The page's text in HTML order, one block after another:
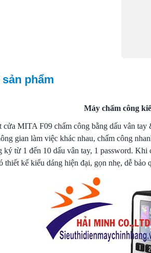
phẩm
Máy chấm công
cửa MITA F09 chấm công bằng dấu vân
gian làm việc khác nhau, chấm công
ký từ 1 đến 10 dấu vân tay, 1 password.
kế kiểu dáng hiện đại, gọn nhẹ, dễ bảo